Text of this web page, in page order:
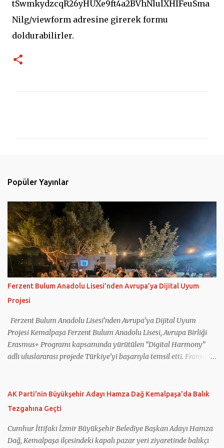
tSwmkydzcqR26yHUXe9ft4a2BVhNlulXHIFeuSma
Nilg/viewform adresine girerek formu
doldurabilirler.
r
Popüler Yayınlar
Ferzent Bulum Anadolu Lisesi’nden Avrupa’ya Dijital Uyum
Projesi
Ferzent Bulum Anadolu Lisesi’nden Avrupa’ya Dijital Uyum
Projesi Kemalpaşa Ferzent Bulum Anadolu Lisesi, Avrupa Birliği
Erasmus+ Programı kapsamında yürütülen “Digital Harmony”
adlı uluslararası projede Türkiye’yi başarıyla temsil etti. Fransa
kurumları katıldı. Projede gençlerin dijital okuryazarlık
becerilerinin geliştirilmesi, sosyal medyanın bilinçli kullanımı,
oluşturulması hedeflendi. Çalışmalar kapsamında öğretmen ve
öğrencilerin kullanımına yönelik eğitim materyalleri
AK Parti'nin Büyükşehir Adayı Hamza Dağ Kemalpaşa'da Balık
Tezgahına Geçti
Cumhur İttifakı İzmir Büyükşehir Belediye Başkan Adayı Hamza
Dağ, Kemalpaşa ilçesindeki kapalı pazar yeri ziyaretinde balıkçı